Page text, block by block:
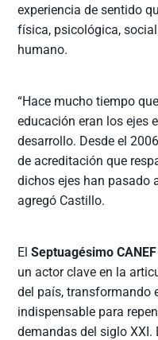
experiencia de sentido
física, psicológica,
humano.
“Hace mucho tiempo
educación eran los ejes
desarrollo. Desde el
de acreditación que
dichos ejes han pasado
agregó Castillo.
ElSeptuagésimo CANEF
un actor clave en la
del país, transformando
indispensable para
demandas del siglo